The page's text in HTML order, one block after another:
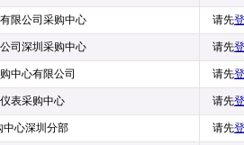
限公司采购中心 请先
司深圳采购中心 请先
中心有限公司 请先
表采购中心 请先
中心深圳分部 请先